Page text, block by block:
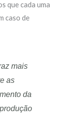
que cada uma
caso de
mais
as
da